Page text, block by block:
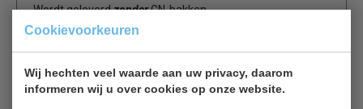
Cookievoorkeuren
Wij hechten veel waarde aan uw privacy, daarom
informeren wij u over cookies op onze website.
Wordt geleverdzonderGN-bakken.
RVS
Statische koeling
Glazen opzetstuk, aan 3 zijden gesloten